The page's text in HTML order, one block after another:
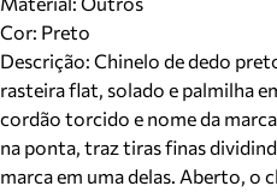
Cor: Preto
Descrição: Chinelo de dedo
rasteira flat, solado e palmilha
cordão torcido e nome da
na ponta, traz tiras finas
marca em uma delas. Aberto, o